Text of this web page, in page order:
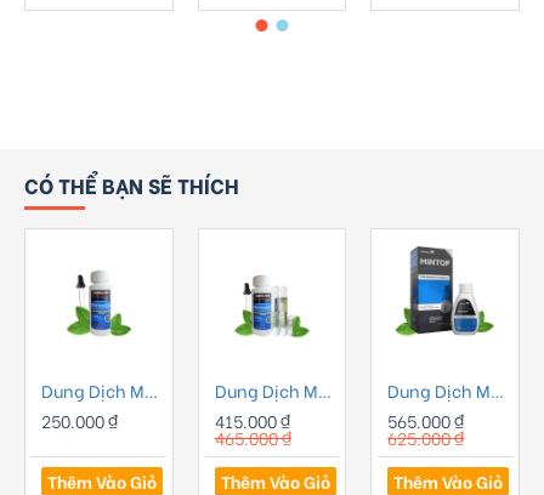
CÓ THỂ BẠN SẼ THÍCH
Dung Dịch Mọc Râu Kirkland Minoxidil 5% Dạng Lỏng - Nam
250.000 ₫
Thêm Vào Giỏ
Dung Dịch Mọc Râu Tóc - Combo Nâng Cao 1
415.000 ₫
465.000 ₫
Thêm Vào Giỏ
Dung Dịch Mọc Tóc Mintop Minoxidil 10% Dạng Lỏng - Nam
565.000 ₫
625.000 ₫
Thêm Vào Giỏ